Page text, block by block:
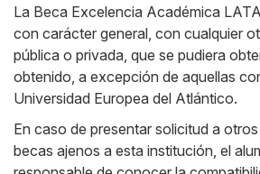
La Beca Excelencia Académica
con carácter general, con cualquier
pública o privada, que se pudiera
obtenido, a excepción de aquellas
Universidad Europea del Atlántico.
En caso de presentar solicitud a
becas ajenos a esta institución, el